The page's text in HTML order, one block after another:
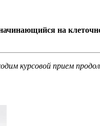
на
курсовой прием